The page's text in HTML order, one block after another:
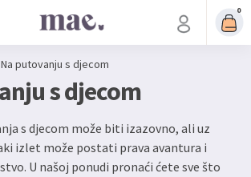
0
Na putovanju s djecom
s djecom
s djecom može biti izazovno, ali uz
izlet može postati prava avantura i
U našoj ponudi pronaći ćete sve što